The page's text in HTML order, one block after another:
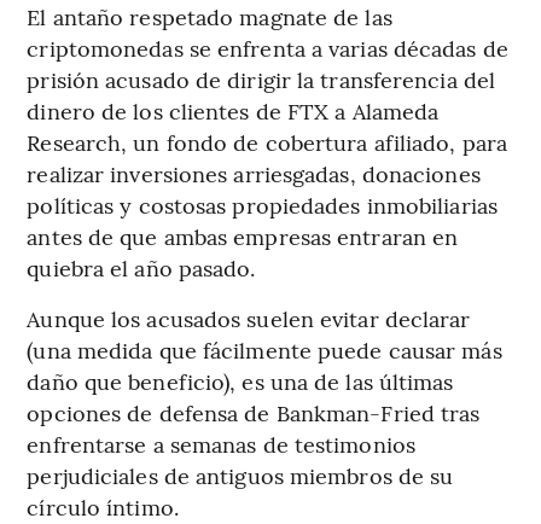
El antaño respetado magnate de las
criptomonedas se enfrenta a varias décadas de
prisión acusado de dirigir la transferencia del
dinero de los clientes de FTX a Alameda
Research, un fondo de cobertura afiliado, para
realizar inversiones arriesgadas, donaciones
políticas y costosas propiedades inmobiliarias
antes de que ambas empresas entraran en
quiebra el año pasado.
Aunque los acusados suelen evitar declarar
(una medida que fácilmente puede causar más
daño que beneficio), es una de las últimas
opciones de defensa de Bankman-Fried tras
enfrentarse a semanas de testimonios
perjudiciales de antiguos miembros de su
círculo íntimo.